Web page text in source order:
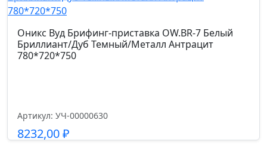
Высота подлокотников от пола см.
63-71
Оникс Вуд Брифинг-приставка OW.BR-7 Белый
Бриллиант/Дуб Темный/Металл Антрацит
780*720*750
Артикул: УЧ-00000630
8232,00₽